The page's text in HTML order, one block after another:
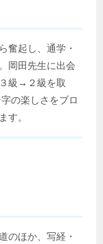
奮起し、通学・
岡田先生に出会
級→２級を取
の楽しさをブロ
す。
のほか、写経・